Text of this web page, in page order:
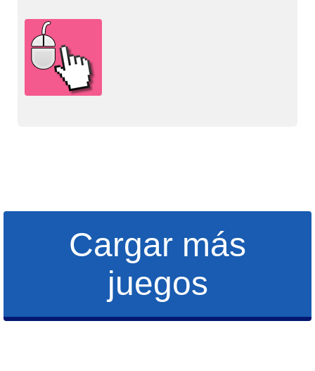
Cargar más
juegos